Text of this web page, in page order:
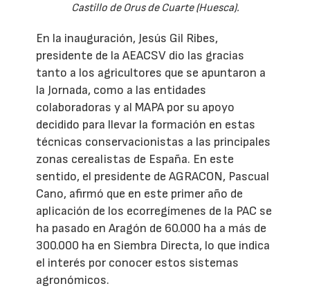
Castillo de Orus de Cuarte (Huesca).
En la inauguración, Jesús Gil Ribes,
presidente de la AEACSV dio las gracias
tanto a los agricultores que se apuntaron a
la Jornada, como a las entidades
colaboradoras y al MAPA por su apoyo
decidido para llevar la formación en estas
técnicas conservacionistas a las principales
zonas cerealistas de España. En este
sentido, el presidente de AGRACON, Pascual
Cano, afirmó que en este primer año de
aplicación de los ecorregímenes de la PAC se
ha pasado en Aragón de 60.000 ha a más de
300.000 ha en Siembra Directa, lo que indica
el interés por conocer estos sistemas
agronómicos.